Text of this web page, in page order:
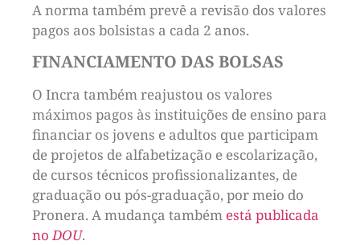
A norma também prevê a revisão dos valores
pagos aos bolsistas a cada 2 anos.
FINANCIAMENTO DAS BOLSAS
O Incra também reajustou os valores
máximos pagos às instituições de ensino para
financiar os jovens e adultos que participam
de projetos de alfabetização e escolarização,
de cursos técnicos profissionalizantes, de
graduação ou pós-graduação, por meio do
Pronera. A mudança também está publicada
noDOU.